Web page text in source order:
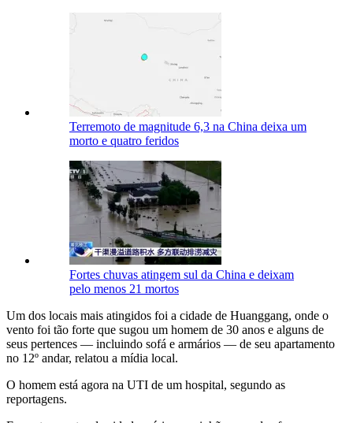
Terremoto de magnitude 6,3 na China deixa um
morto e quatro feridos
Fortes chuvas atingem sul da China e deixam
pelo menos 21 mortos
Um dos locais mais atingidos foi a cidade de Huanggang, onde o
vento foi tão forte que sugou um homem de 30 anos e alguns de
seus pertences — incluindo sofá e armários — de seu apartamento
no 12º andar, relatou a mídia local.
O homem está agora na UTI de um hospital, segundo as
reportagens.